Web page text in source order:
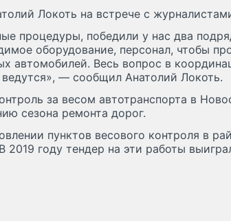
Локоть на встрече с
процедуры, победили у нас два
оборудование, персонал, чтобы
автомобилей. Весь вопрос в
— сообщил Анатолий Локоть.
за весом автотранспорта в
сезона ремонта дорог.
пунктов весового контроля в
2019 году тендер на эти работы